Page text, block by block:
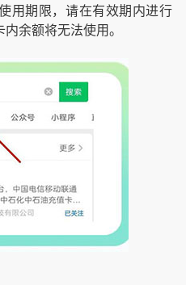
期限，请在有效期内进行
余额将无法使用。